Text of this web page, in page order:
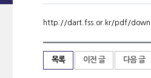
http://dart.fss.or.kr/pdf/
목록 이전 글 다음 글